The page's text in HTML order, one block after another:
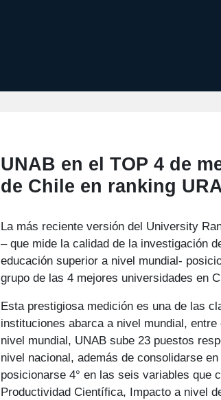
UNAB en el TOP 4 de
de Chile en ranking
La más reciente versión del University
– que mide la calidad de la investigación
educación superior a nivel mundial-
grupo de las 4 mejores universidades en
Esta prestigiosa medición es una de las
instituciones abarca a nivel mundial,
nivel mundial, UNAB sube 23 puestos
nivel nacional, además de consolidarse
posicionarse 4° en las seis variables que
Productividad Científica, Impacto a nivel